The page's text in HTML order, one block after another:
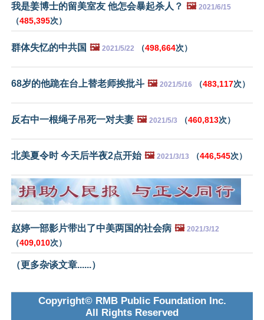
我是姜博士的留美室友 他怎会暴起杀人？ 🖼️ 2021/6/15
（485,395次）
群体失忆的中共国 🖼️ 2021/5/22 （498,664次）
68岁的他跪在台上替老师挨批斗 🖼️ 2021/5/16 （483,117次）
反右中一根绳子吊死一对夫妻 🖼️ 2021/5/3 （460,813次）
北美夏令时 今天后半夜2点开始 🖼️ 2021/3/13 （446,545次）
赵婷一部影片带出了中美两国的社会病 🖼️ 2021/3/12
（409,010次）
（更多杂谈文章......）
Copyright© RMB Public Foundation Inc.
All Rights Reserved